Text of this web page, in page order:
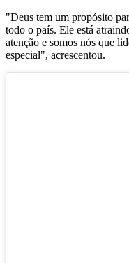
"Deus tem um propósito
todo o país. Ele está
atenção e somos nós que
especial", acrescentou.